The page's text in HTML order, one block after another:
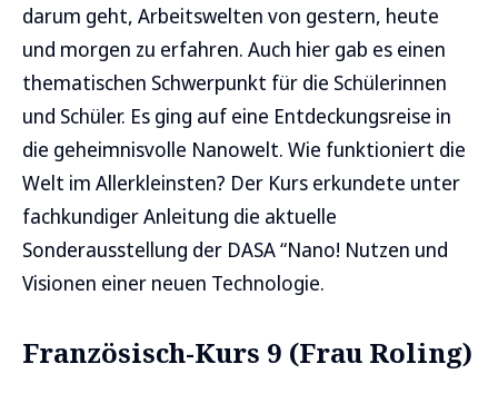
darum geht, Arbeitswelten von gestern, heute
und morgen zu erfahren. Auch hier gab es einen
thematischen Schwerpunkt für die Schülerinnen
und Schüler. Es ging auf eine Entdeckungsreise in
die geheimnisvolle Nanowelt. Wie funktioniert die
Welt im Allerkleinsten? Der Kurs erkundete unter
fachkundiger Anleitung die aktuelle
Sonderausstellung der DASA “Nano! Nutzen und
Visionen einer neuen Technologie.
Französisch-Kurs 9 (Frau Roling)